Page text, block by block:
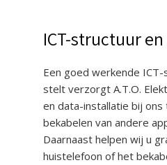
ICT-structuur
Een goed werkende
stelt verzorgt A.T.O.
en data-installatie bij
bekabelen van andere
Daarnaast helpen wij u
huistelefoon of het